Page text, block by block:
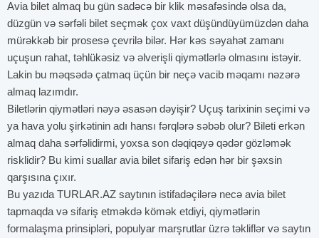
Avia bilet almaq bu gün sadəcə bir klik məsafəsində olsa da,
düzgün və sərfəli bilet seçmək çox vaxt düşündüyümüzdən daha
mürəkkəb bir prosesə çevrilə bilər. Hər kəs səyahət zamanı
uçuşun rahat, təhlükəsiz və əlverişli qiymətlərlə olmasını istəyir.
Lakin bu məqsədə çatmaq üçün bir neçə vacib məqamı nəzərə
almaq lazımdır.
Biletlərin qiymətləri nəyə əsasən dəyişir? Uçuş tarixinin seçimi və
ya hava yolu şirkətinin adı hansı fərqlərə səbəb olur? Bileti erkən
almaq daha sərfəlidirmi, yoxsa son dəqiqəyə qədər gözləmək
risklidir? Bu kimi suallar avia bilet sifariş edən hər bir şəxsin
qarşısına çıxır.
Bu yazıda TURLAR.AZ saytının istifadəçilərə necə avia bilet
tapmaqda və sifariş etməkdə kömək etdiyi, qiymətlərin
formalaşma prinsipləri, populyar marşrutlar üzrə təkliflər və saytın